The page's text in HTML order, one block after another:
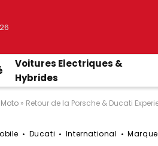
Voitures Electriques &
Hybrides
Moto » Retour de la Porsche & Ducati
Ducati International